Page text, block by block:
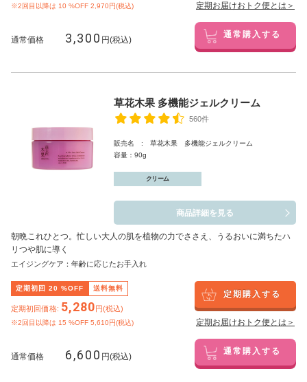
※2回目以降は 10 %OFF 2,970円(税込) 定期お届けおトク便とは＞
通常価格 3,300 円(税込) 通常購入する
草花木果 多機能ジェルクリーム
560件
販売名 : 草花木果 多機能ジェルクリーム
容量：90g
クリーム
商品詳細を見る
朝晩これひとつ。忙しい大人の肌を植物の力でささえ、うるおいに満ちたハ
リつや肌に導く
エイジングケア：年齢に応じたお手入れ
定期初回 20 %OFF 送料無料
定期初回価格: 5,280円(税込)
※2回目以降は 15 %OFF 5,610円(税込)
定期購入する
定期お届けおトク便とは＞
通常価格 6,600 円(税込) 通常購入する